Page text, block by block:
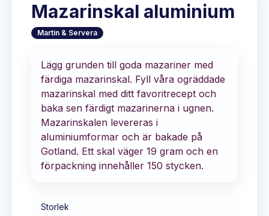
Mazarinskal aluminium
Martin & Servera
Lägg grunden till goda mazariner med
färdiga mazarinskal. Fyll våra ogräddade
mazarinskal med ditt favoritrecept och
baka sen färdigt mazarinerna i ugnen.
Mazarinskalen levereras i
aluminiumformar och är bakade på
Gotland. Ett skal väger 19 gram och en
förpackning innehåller 150 stycken.
Storlek